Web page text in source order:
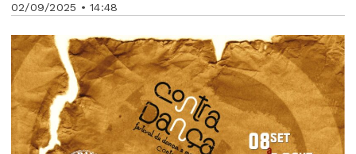
02/09/2025 • 14:48